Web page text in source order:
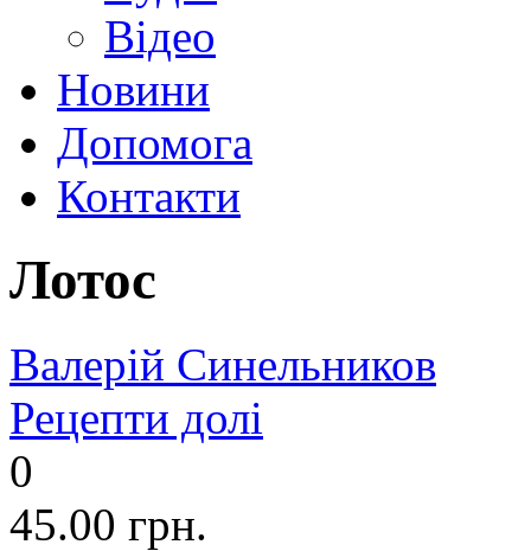
Відео
Новини
Допомога
Контакти
Лотос
Валерій Синельников
Рецепти долі
0
45.00 грн.